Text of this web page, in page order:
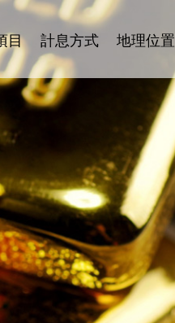
目 計息方式 地理位置